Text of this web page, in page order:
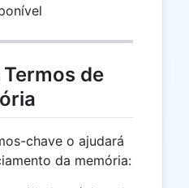
de
chave o ajudará
da memória: